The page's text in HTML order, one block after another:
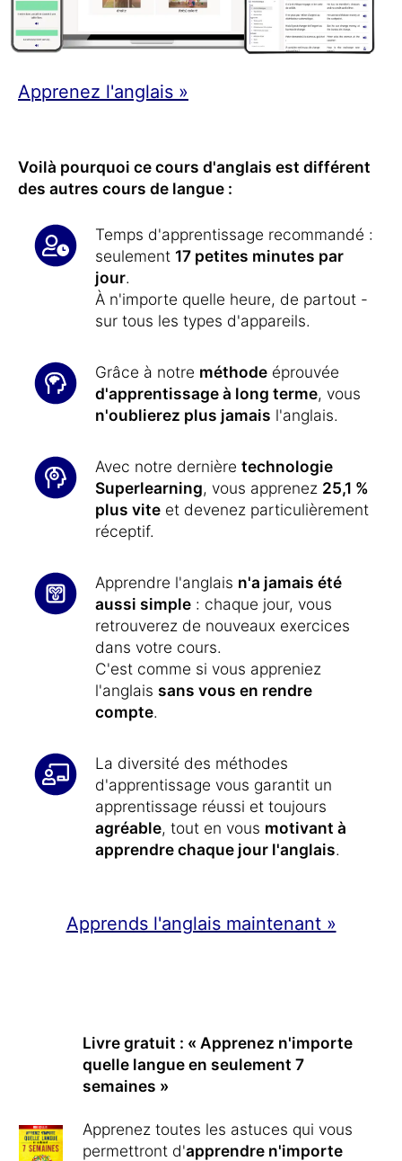
Apprenez l'anglais »
Voilà pourquoi ce cours d'anglais est différent
des autres cours de langue :
Temps d'apprentissage recommandé :
seulement 17 petites minutes par
jour.
À n'importe quelle heure, de partout -
sur tous les types d'appareils.
Grâce à notre méthode éprouvée
d'apprentissage à long terme, vous
n'oublierez plus jamais l'anglais.
Avec notre dernière technologie
Superlearning, vous apprenez 25,1 %
plus vite et devenez particulièrement
réceptif.
Apprendre l'anglais n'a jamais été
aussi simple : chaque jour, vous
retrouverez de nouveaux exercices
dans votre cours.
C'est comme si vous appreniez
l'anglais sans vous en rendre
compte.
La diversité des méthodes
d'apprentissage vous garantit un
apprentissage réussi et toujours
agréable, tout en vous motivant à
apprendre chaque jour l'anglais.
Apprends l'anglais maintenant »
Livre gratuit : « Apprenez n'importe
quelle langue en seulement 7
semaines »
Apprenez toutes les astuces qui vous
permettront d'apprendre n'importe